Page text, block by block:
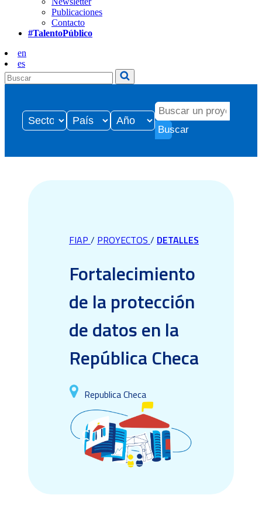
Publicaciones
Contacto
#TalentoPúblico
en
es
Buscar
FIAP / PROYECTOS / DETALLES
Fortalecimiento
de la protección
de datos en la
República Checa
Republica Checa